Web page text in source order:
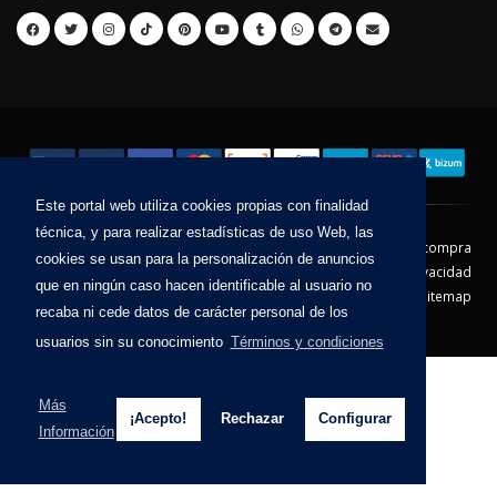
Este portal web utiliza cookies propias con finalidad
técnica, y para realizar estadísticas de uso Web, las
cookies se usan para la personalización de anuncios
que en ningún caso hacen identificable al usuario no
recaba ni cede datos de carácter personal de los
usuarios sin su conocimiento Términos y condiciones
Más
Información
¡Acepto! Rechazar Configurar
Condiciones de compra
Política de envíos
Política de devolución
Política de Privacidad
Política de Cookies
Sitemap